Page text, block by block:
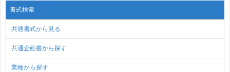
書式検索
共通書式から見る
共通企画書から探す
業種から探す